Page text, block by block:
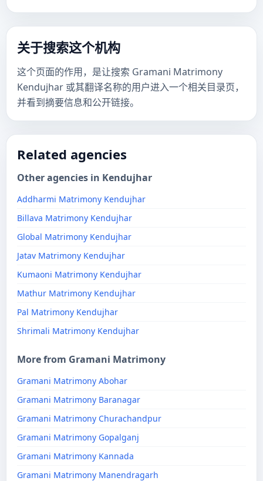
关于搜索这个机构
这个页面的作用，是让搜索 Gramani Matrimony
Kendujhar 或其翻译名称的用户进入一个相关目录页，
并看到摘要信息和公开链接。
Related agencies
Other agencies in Kendujhar
Addharmi Matrimony Kendujhar
Billava Matrimony Kendujhar
Global Matrimony Kendujhar
Jatav Matrimony Kendujhar
Kumaoni Matrimony Kendujhar
Mathur Matrimony Kendujhar
Pal Matrimony Kendujhar
Shrimali Matrimony Kendujhar
More from Gramani Matrimony
Gramani Matrimony Abohar
Gramani Matrimony Baranagar
Gramani Matrimony Churachandpur
Gramani Matrimony Gopalganj
Gramani Matrimony Kannada
Gramani Matrimony Manendragarh